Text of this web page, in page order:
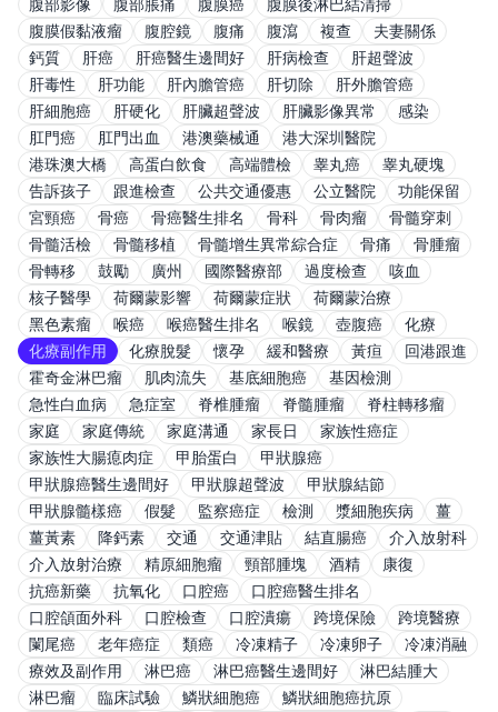
腹膜假黏液瘤
腹腔鏡 腹痛 腹瀉 複查
夫妻關係
鈣質
肝癌 肝癌醫生邊間好 肝病檢查
肝超聲波
肝毒性
肝功能 肝內膽管癌 肝切除
肝外膽管癌
肝細胞癌
肝硬化 肝臟超聲波 肝臟影像異常
感染
肛門癌
肛門出血 港澳藥械通
港大深圳醫院
港珠澳大橋
高蛋白飲食 高端體檢 睾丸癌
睾丸硬塊
告訴孩子
跟進檢查 公共交通優惠 公立醫院
功能保留
宮頸癌
骨癌 骨癌醫生排名 骨科 骨肉瘤
骨髓穿刺
骨髓活檢
骨髓移植 骨髓增生異常綜合症 骨痛
骨腫瘤
骨轉移
鼓勵 廣州 國際醫療部 過度檢查
咳血
核子醫學
荷爾蒙影響 荷爾蒙症狀
荷爾蒙治療
黑色素瘤
喉癌 喉癌醫生排名 喉鏡 壺腹癌
化療
化療副作用
化療脫髮 懷孕 緩和醫療 黃疸
回港跟進
霍奇金淋巴瘤
肌肉流失 基底細胞癌
基因檢測
急性白血病
急症室 脊椎腫瘤 脊髓腫瘤
脊柱轉移瘤
家庭
家庭傳統 家庭溝通 家長日
家族性癌症
家族性大腸瘜肉症
甲胎蛋白
甲狀腺癌
甲狀腺癌醫生邊間好
甲狀腺超聲波
甲狀腺結節
甲狀腺髓樣癌
假髮 監察癌症 檢測 漿細胞疾病
薑
薑黃素
降鈣素 交通 交通津貼 結直腸癌
介入放射科
介入放射治療
精原細胞瘤 頸部腫塊 酒精
康復
抗癌新藥
抗氧化 口腔癌
口腔癌醫生排名
口腔頜面外科
口腔檢查 口腔潰瘍 跨境保險
跨境醫療
闌尾癌
老年癌症 類癌 冷凍精子 冷凍卵子
冷凍消融
療效及副作用
淋巴癌 淋巴癌醫生邊間好
淋巴結腫大
淋巴瘤
臨床試驗 鱗狀細胞癌
鱗狀細胞癌抗原